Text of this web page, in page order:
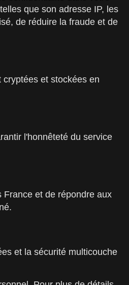
que son adresse IP, les
de réduire la fraude et de
et stockées en
l'honnêteté du service
et de répondre aux
et la sécurité multicouche